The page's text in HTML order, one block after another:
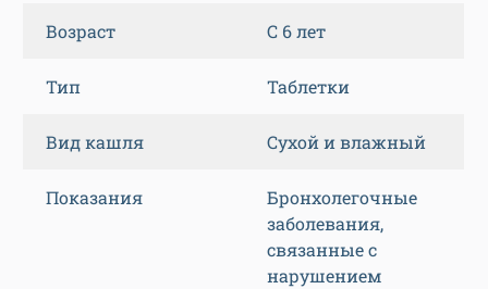
Возраст С 6 лет
Тип Таблетки
Вид кашля Сухой и влажный
Показания
Бронхолегочные
заболевания,
связанные с
нарушением